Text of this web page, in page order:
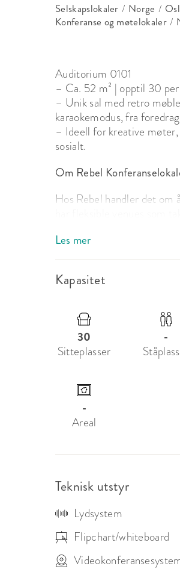
Selskapslokaler / Norge /
Konferanse og møtelokaler /
Auditorium 0101
– Ca. 52 m² | opptil 30
– Unik sal med retro
karaokemodus, fra
– Ideell for kreative
sosialt.
Om Rebel
Hos Rebel handler det
Les mer
Kapasitet
30
Sitteplasser
-
-
Areal
Teknisk utstyr
Lydsystem
Flipchart/whiteboard